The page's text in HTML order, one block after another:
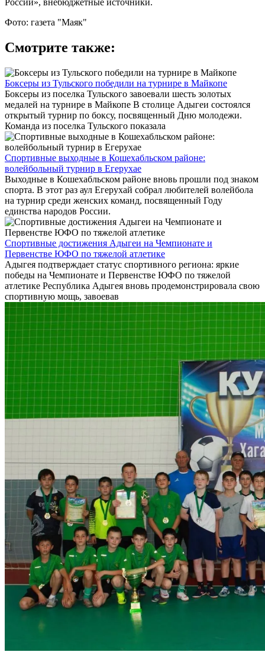
Фото: газета "Маяк"
Смотрите также:
Боксеры из Тульского победили на турнире в Майкопе
Боксеры из поселка Тульского завоевали шесть золотых
медалей на турнире в Майкопе В столице Адыгеи состоялся
открытый турнир по боксу, посвященный Дню молодежи.
Команда из поселка Тульского показала
Спортивные выходные в Кошехабльском районе:
волейбольный турнир в Егерухае
Выходные в Кошехабльском районе вновь прошли под знаком
спорта. В этот раз аул Егерухай собрал любителей волейбола
на турнир среди женских команд, посвященный Году
единства народов России.
Спортивные достижения Адыгеи на Чемпионате и
Первенстве ЮФО по тяжелой атлетике
Адыгея подтверждает статус спортивного региона: яркие
победы на Чемпионате и Первенстве ЮФО по тяжелой
атлетике Республика Адыгея вновь продемонстрировала свою
спортивную мощь, завоевав